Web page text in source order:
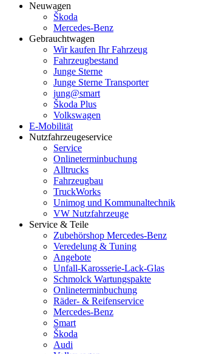
Neuwagen
Škoda
Mercedes-Benz
Gebrauchtwagen
Wir kaufen Ihr Fahrzeug
Fahrzeugbestand
Junge Sterne
Junge Sterne Transporter
jung@smart
Škoda Plus
Volkswagen
E-Mobilität
Nutzfahrzeugeservice
Service
Onlineterminbuchung
Alltrucks
Fahrzeugbau
TruckWorks
Unimog und Kommunaltechnik
VW Nutzfahrzeuge
Service & Teile
Zubehörshop Mercedes-Benz
Veredelung & Tuning
Angebote
Unfall-Karosserie-Lack-Glas
Schmolck Wartungspakte
Onlineterminbuchung
Räder- & Reifenservice
Mercedes-Benz
Smart
Škoda
Audi